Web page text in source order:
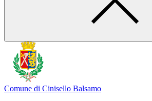
Comune di Cinisello Balsamo